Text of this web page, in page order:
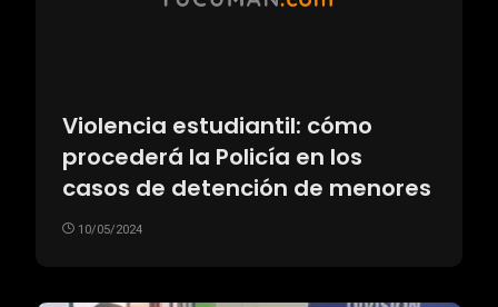
Violencia estudiantil: cómo
procederá la Policía en los
casos de detención de menores
10/05/2024